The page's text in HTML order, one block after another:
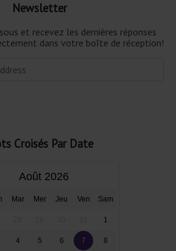
Newsletter
et recevez les dernières réponses
dans votre boîte de réception!
Croisés Par Date
Août 2026
Mar Mer Jeu Ven Sam
1
4 5 6 7 8